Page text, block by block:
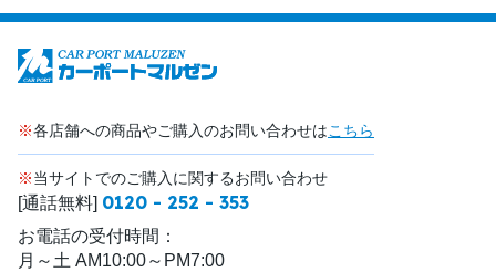
※各店舗への商品やご購入のお問い合わせはこちら
※当サイトでのご購入に関するお問い合わせ
[通話無料] 0120 - 252 - 353
お電話の受付時間：
月～土 AM10:00～PM7:00